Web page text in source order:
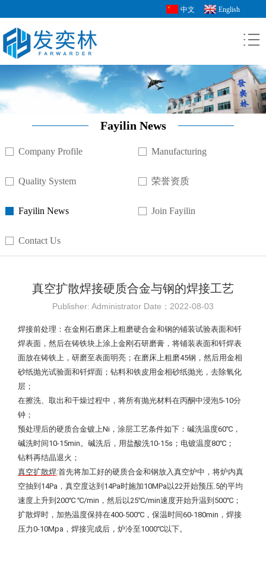
中文 English
Fayilin News
Company Profile Manufacturing
Quality System 荣誉资质
Fayilin News Join Fayilin
Contact Us
真空扩散焊接硬质合金与钢的焊接工艺
Publisher: Administrator Date：2022-08-03
焊接前处理：在金刚石磨床上粗磨硬合金和钢的铺装试验表面和钎
焊表面，然后在铸铁块上涂上金刚石研磨膏，将铺装表面和钎焊表
面放在铸铁上，研磨至表面明亮；在磨床上粗磨45钢，然后用金相
砂纸抛光试验面和钎焊面；钻料和铁皮用金相砂纸抛光，去除氧化
层；
在擦洗、取出和干燥过程中，将所有抛光材料在丙酮中浸泡5-10分
钟；
预处理后的硬质合金镀上Ni，涂层工艺条件如下：碱洗温度60℃，
碱洗时间10-15min。碱洗后，用盐酸洗10-15s； 电镀温度80℃；
钻料再结晶退火；
真空扩散焊:首先将加工好的硬质合金和钢放入真空炉中，将炉内真
空抽到14Pa，真空度达到14Pa时施加10MPa以22开始预压.5的平均
速度上升到200℃ ℃/min，然后以25℃/min速度开始升温到500℃；
扩散焊时，加热温度保持在400-500℃，保温时间60-180min，焊接
压力0-10Mpa，焊接完成后，炉冷至1000℃以下。